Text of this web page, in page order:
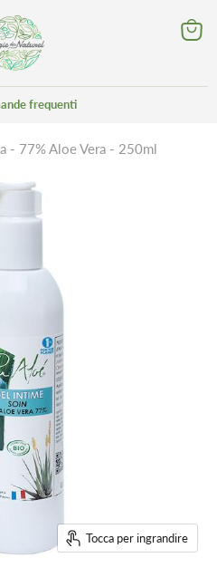
frequenti
- 77% Aloe Vera - 250ml
Tocca per ingrandire